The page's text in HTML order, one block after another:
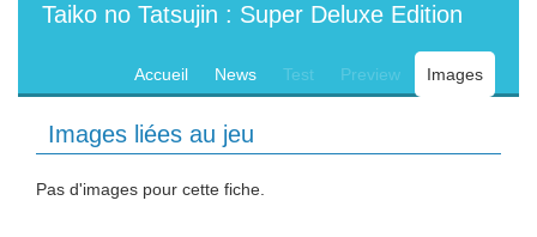
Taiko no Tatsujin : Super Deluxe Edition
Accueil News Test Preview Images
Images liées au jeu
Pas d'images pour cette fiche.